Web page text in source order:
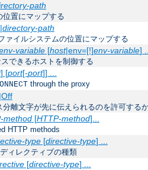
path
位置にマップする
|directory-path
ァイルシステムの位置にマップする
variable[host|env=[!]env-variable]
できるホストを制御する
] [port[-port]] ...
through the proxy
分離文字が先に伝えられるのを許可する
method[HTTP-method]...
HTTP methods
type[directive-type] ...
ィレクティブの種類
[directive-type] ...